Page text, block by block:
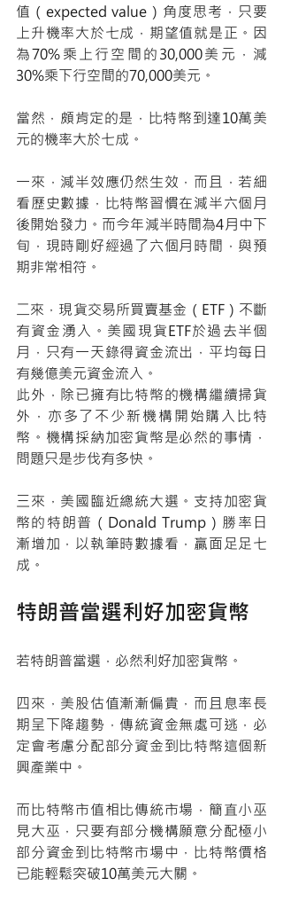
值（expected value）角度思考，只要
上升機率大於七成，期望值就是正。因
為70%乘上行空間的30,000美元，減
30%乘下行空間的70,000美元。
當然，頗肯定的是，比特幣到達10萬美
元的機率大於七成。
一來，減半效應仍然生效，而且，若細
看歷史數據，比特幣習慣在減半六個月
後開始發力。而今年減半時間為4月中下
旬，現時剛好經過了六個月時間，與預
期非常相符。
二來，現貨交易所買賣基金（ETF）不斷
有資金湧入。美國現貨ETF於過去半個
月，只有一天錄得資金流出，平均每日
有幾億美元資金流入。
此外，除已擁有比特幣的機構繼續掃貨
外，亦多了不少新機構開始購入比特
幣。機構採納加密貨幣是必然的事情，
問題只是步伐有多快。
三來，美國臨近總統大選。支持加密貨
幣的特朗普（Donald Trump）勝率日
漸增加，以執筆時數據看，贏面足足七
成。
特朗普當選利好加密貨幣
若特朗普當選，必然利好加密貨幣。
四來，美股估值漸漸偏貴，而且息率長
期呈下降趨勢，傳統資金無處可逃，必
定會考慮分配部分資金到比特幣這個新
興產業中。
而比特幣市值相比傳統市場，簡直小巫
見大巫，只要有部分機構願意分配極小
部分資金到比特幣市場中，比特幣價格
已能輕鬆突破10萬美元大關。